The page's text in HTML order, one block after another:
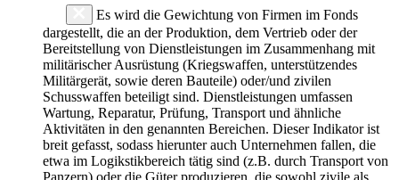
Es wird die Gewichtung von Firmen im Fonds
dargestellt, die an der Produktion, dem Vertrieb oder der
Bereitstellung von Dienstleistungen im Zusammenhang mit
militärischer Ausrüstung (Kriegswaffen, unterstützendes
Militärgerät, sowie deren Bauteile) oder/und zivilen
Schusswaffen beteiligt sind. Dienstleistungen umfassen
Wartung, Reparatur, Prüfung, Transport und ähnliche
Aktivitäten in den genannten Bereichen. Dieser Indikator ist
breit gefasst, sodass hierunter auch Unternehmen fallen, die
etwa im Logikstikbereich tätig sind (z.B. durch Transport von
Panzern) oder die Güter produzieren, die sowohl zivile als